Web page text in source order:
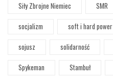
Siły Zbrojne Niemiec
SMR
socjalizm
soft i hard power
sojusz
solidarność
Spykeman
Stambuł